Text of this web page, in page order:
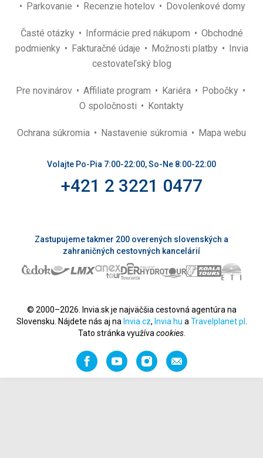
Parkovanie
Recenzie hotelov Dovolenkové domy
Časté otázky Informácie pred nákupom
Obchodné
podmienky
Fakturačné údaje Možnosti platby
Invia
cestovateľský blog
Pre novinárov Affiliate program Kariéra
Pobočky
O spoločnosti
Kontakty
Ochrana súkromia Nastavenie súkromia Mapa webu
Volajte Po-Pia 7:00-22:00, So-Ne 8:00-22:00
+421 2 3221 0477
Zastupujeme takmer 200 overených slovenských a
zahraničných cestovných kancelárií
© 2000–2026. Invia.sk je najväčšia cestovná agentúra na
Slovensku. Nájdete nás aj na Invia.cz, Invia.hu a Travelplanet.pl
Tato stránka využíva cookies.
FacebookYouTubeInstagramOdporučiť